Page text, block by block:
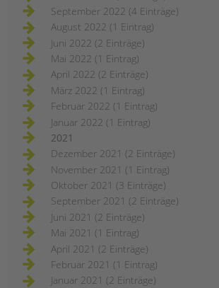
September 2022 (4 Einträge)
August 2022 (1 Eintrag)
Juni 2022 (2 Einträge)
Mai 2022 (1 Eintrag)
April 2022 (2 Einträge)
März 2022 (1 Eintrag)
Februar 2022 (1 Eintrag)
Januar 2022 (1 Eintrag)
2021
Dezember 2021 (2 Einträge)
November 2021 (1 Eintrag)
Oktober 2021 (3 Einträge)
September 2021 (2 Einträge)
Juni 2021 (2 Einträge)
Mai 2021 (1 Eintrag)
April 2021 (2 Einträge)
Februar 2021 (1 Eintrag)
Januar 2021 (2 Einträge)